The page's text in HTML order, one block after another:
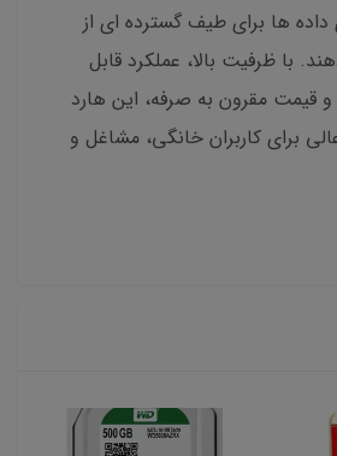
ها برای طیف گسترده ای از
با ظرفیت بالا، عملکرد قابل
و قیمت مقرون به صرفه، این هارد
برای کاربران خانگی، مشاغل و